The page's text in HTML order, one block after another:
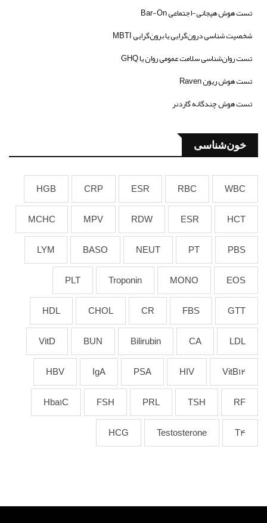
تست هوش هیجانی-اجتماعی Bar-On
شخصیت شناسی درون‌گرایی یا برون‌گرایی MBTI
تست روان‌شناسی سلامت عمومی روان یا GHQ
تست هوش ریون Raven
تست هوش چندگانه گاردنر
خون‌شناسی
WBC
RBC
ESR
CRP
HGB
HCT
ESR
RDW
MPV
MCHC
PBS
PT
NEUT
BASO
LYM
EOS
MONO
Troponin
PLT
GTT
FBS
CR
CHOL
HDL
LDL
CA
Bilirubin
BUN
VitD
VitB12
HIV
PSA
IgA
HBV
RF
TSH
PRL
FSH
Hba1C
T4
Testosterone
HCG